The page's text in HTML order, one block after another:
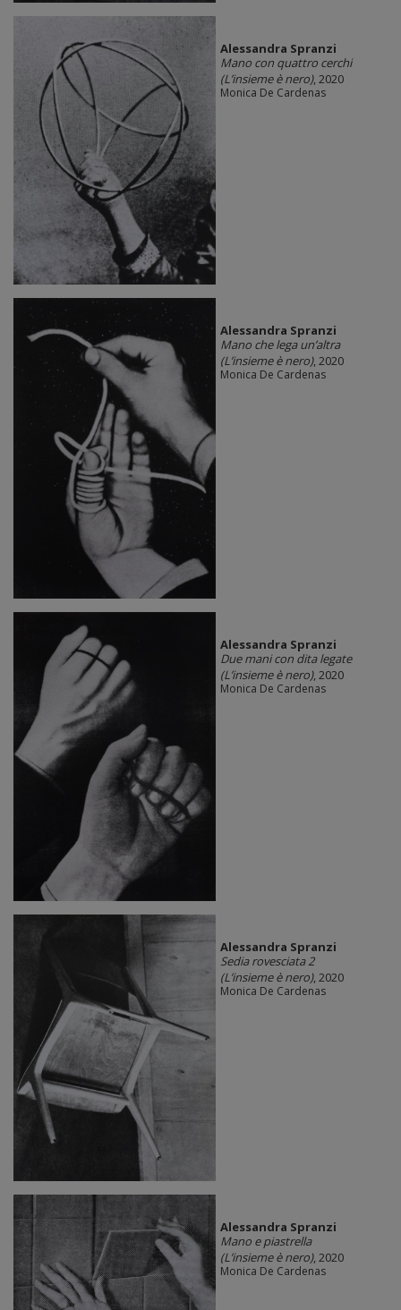
Alessandra Spranzi
Mano con quattro cerchi
(L’insieme è nero), 2020
Monica De Cardenas
Alessandra Spranzi
Mano che lega un’altra
(L’insieme è nero), 2020
Monica De Cardenas
Alessandra Spranzi
Due mani con dita legate
(L’insieme è nero), 2020
Monica De Cardenas
Alessandra Spranzi
Sedia rovesciata 2
(L’insieme è nero), 2020
Monica De Cardenas
Alessandra Spranzi
Mano e piastrella
(L’insieme è nero), 2020
Monica De Cardenas